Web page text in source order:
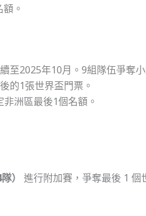
。
至2025年10月。9組隊伍爭奪
的1張世界盃門票。
非洲區最後1個名額。
） 進行附加賽，爭奪最後 1 個